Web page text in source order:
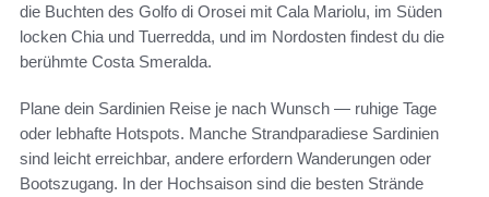
die Buchten des Golfo di Orosei mit Cala Mariolu, im Süden
locken Chia und Tuerredda, und im Nordosten findest du die
berühmte Costa Smeralda.
Plane dein Sardinien Reise je nach Wunsch — ruhige Tage
oder lebhafte Hotspots. Manche Strandparadiese Sardinien
sind leicht erreichbar, andere erfordern Wanderungen oder
Bootszugang. In der Hochsaison sind die besten Strände